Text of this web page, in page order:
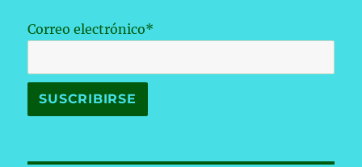
Correo electrónico*